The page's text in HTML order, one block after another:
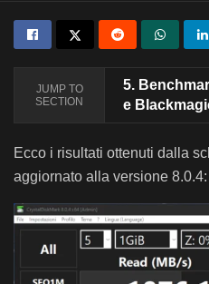
JUMP TO
SECTION
5.
e
Ecco i risultati ottenuti dalla
aggiornato alla versione 8.0.4: